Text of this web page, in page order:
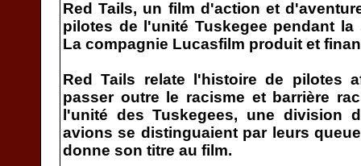
Red Tails, un film d'action et
pilotes de l'unité Tuskegee pendant la
La compagnie Lucasfilm produit et
Red Tails relate l'histoire de pilotes
passer outre le racisme et barrière
l'unité des Tuskegees, une division
avions se distinguaient par leurs
donne son titre au film.